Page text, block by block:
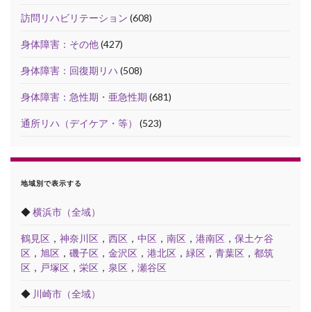
訪問リハビリテーション (608)
身体障害：その他(427)
身体障害：回復期リハ (508)
身体障害：急性期・亜急性期 (681)
通所リハ（デイケア・等） (523)
地域別で表示する
◆横浜市（全域）
鶴見区 ， 神奈川区 ， 西区 ， 中区 ， 南区 ， 港南区 ， 保土ケ谷
区 ， 旭区 ， 磯子区 ， 金沢区 ， 港北区 ， 緑区 ， 青葉区 ， 都筑
区 ， 戸塚区 ， 栄区 ， 泉区 ， 瀬谷区
◆ 川崎市（全域）